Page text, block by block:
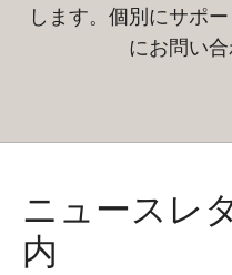
します。個別にサポ
にお問い合
ニュースレ
内